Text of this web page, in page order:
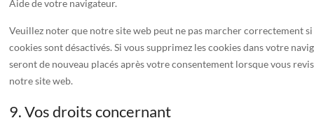
Aide de votre navigateur.
Veuillez noter que notre site web peut ne pas marcher correctement
cookies sont désactivés. Si vous supprimez les cookies dans votre
seront de nouveau placés après votre consentement lorsque vous
notre site web.
9. Vos droits concernant